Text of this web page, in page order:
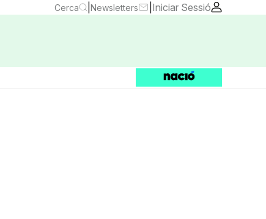
Cerca Newsletters Iniciar Sessió